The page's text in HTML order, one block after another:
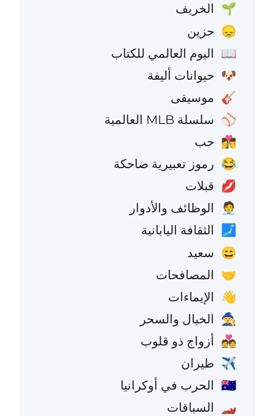
🌱 الخريف
😞 حزين
📖 اليوم العالمي للكتاب
🐶 حيوانات أليفة
🎸 موسيقى
⚾ سلسلة MLB العالمية
👩‍❤️‍💋‍👨 حب
😂 رموز تعبيرية ضاحكة
💋 قبلات
🧑‍💼 الوظائف والأدوار
🗾 الثقافة اليابانية
😄 سعيد
🤝 المصافحات
👋 الإيماءات
🧙 الخيال والسحر
💑 أزواج ذو قلوب
✈️ طيران
🇺🇦 الحرب في أوكرانيا
🏎️ السباقات